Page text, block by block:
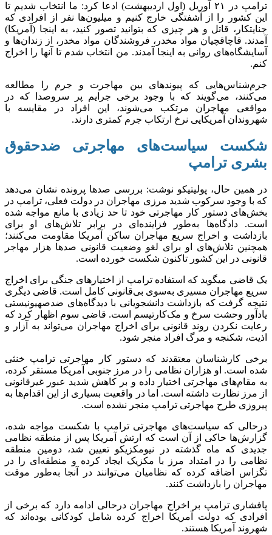
ترامپ در ۲۱ آوریل (اول اردیبهشت) ادعا کرد: ما انتخاب شدیم تا
این کشور را از آشفتگی خارج کنیم و میلیون‌ها نفر از افرادی که
جنایتکار، قاتل و هر چیزی که بتوانید تصور کنید، به اینجا (آمریکا)
آمدند. قاچاقچیان مواد مخدر، فروشندگان مواد مخدر، از زندان‌ها و
آسایشگاه‌های روانی به اینجا آمدند. من انتخاب شدم تا آنها را اخراج
کنم.
جرم‌شناس‌هایی که پیوند‌های بین مهاجرت و جرم را مطالعه
می‌کنند، می‌گویند که با وجود برخی جرایم پر سروصدا که در
مواقعی مهاجران مرتکب می‌شوند، این افراد در مقایسه با
شهروندان آمریکایی نرخ ارتکاب جرم کمتری دارند.
شکست سیاست‌های مهاجرتی ضدحقوق
بشری ترامپ
در همین حال، پولیتیکو نوشت: بررسی صد‌ها پرونده نشان می‌دهد
که با وجود سرکوب شدید مرزی مهاجران در دولت فعلی، ترامپ در
بخش‌های دستور کار مهاجرتی خود تا حد زیادی با مانع مواجه شده
است. دادگاه‌ها به‌طور فزاینده‌ای در برابر تلاش‌های او برای
بازداشت و اخراج سریع مهاجران ساکن آمریکا مقاومت می‌کنند؛
همچنین تلاش‌های او برای لغو وضعیت قانونی صد‌ها هزار مهاجر
قانونی در این کشور تاکنون شکست خورده است.
یک قاضی می‎گوید که استفاده ترامپ از اختیار‌های جنگی برای اخراج
سریع مهاجران مسیری به‌سوی بی‌قانونی کامل است. قاضی دیگری
نتیجه گرفت که بازداشت دانشجویانی با دیدگاه‌های ضدصهیونیستی
یادآور وحشت سرخ و مک‌کارتیسم است. قاضی سوم اظهار کرد که
رعایت نکردن روند قانونی برای اخراج مهاجران می‌تواند به آزار و
اذیت، شکنجه و مرگ افراد منجر شود.
برخی کارشناسان معتقدند که دستور کار مهاجرتی ترامپ خنثی
شده است. او هزاران نظامی را در مرز جنوبی آمریکا مستقر کرده،
به مقام‌های مهاجرتی اختیار داده و بر کاهش شدید عبور غیرقانونی
از مرز نظارت داشته است. اما در واقعیت بسیاری از این اقدام‌ها به
پیروزی طرح مهاجرتی ترامپ منجر نشده است.
درحالی که سیاست‌های مهاجرتی ترامپ با شکست مواجه شده،
گزارش‌ها حاکی از آن است که ارتش آمریکا پس از منطقه نظامی
جدیدی که ماه گذشته در نیومکزیکو تعیین شد، دومین منطقه
نظامی را در امتداد مرز با مکزیک ایجاد کرده و منطقه‌ای را در
تگزاس اضافه کرده که نظامیان می‌توانند در آنجا به‌طور موقت
مهاجران را بازداشت کنند.
پافشاری ترامپ بر اخراج مهاجران درحالی ادامه دارد که برخی از
افرادی که دولت آمریکا اخراج کرده شامل کودکانی بوده‌اند که
شهروند آمریکا هستند.